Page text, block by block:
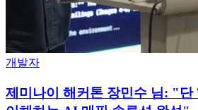
개발자
제미나이 해커톤 장민수 님: "단